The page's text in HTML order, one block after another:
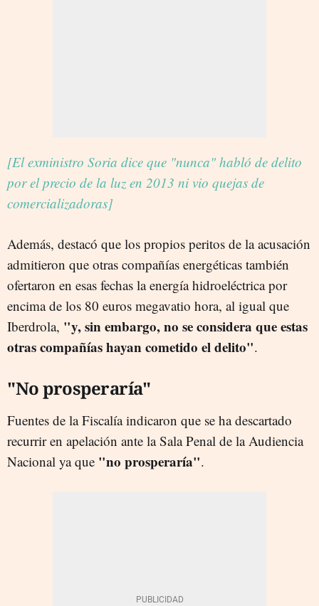
[El exministro Soria dice que "nunca" habló de delito
por el precio de la luz en 2013 ni vio quejas de
comercializadoras]
Además, destacó que los propios peritos de la acusación
admitieron que otras compañías energéticas también
ofertaron en esas fechas la energía hidroeléctrica por
encima de los 80 euros megavatio hora, al igual que
Iberdrola, "y, sin embargo, no se considera que estas
otras compañías hayan cometido el delito".
"No prosperaría"
Fuentes de la Fiscalía indicaron que se ha descartado
recurrir en apelación ante la Sala Penal de la Audiencia
Nacional ya que "no prosperaría".